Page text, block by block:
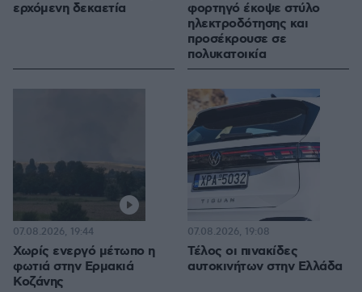
ερχόμενη δεκαετία
φορτηγό έκοψε στύλο
ηλεκτροδότησης και
προσέκρουσε σε
πολυκατοικία
Χωρίς ενεργό μέτωπο η
φωτιά στην Ερμακιά
Κοζάνης
07.08.2026, 19:44
Τέλος οι πινακίδες
αυτοκινήτων στην Ελλάδα
07.08.2026, 19:08